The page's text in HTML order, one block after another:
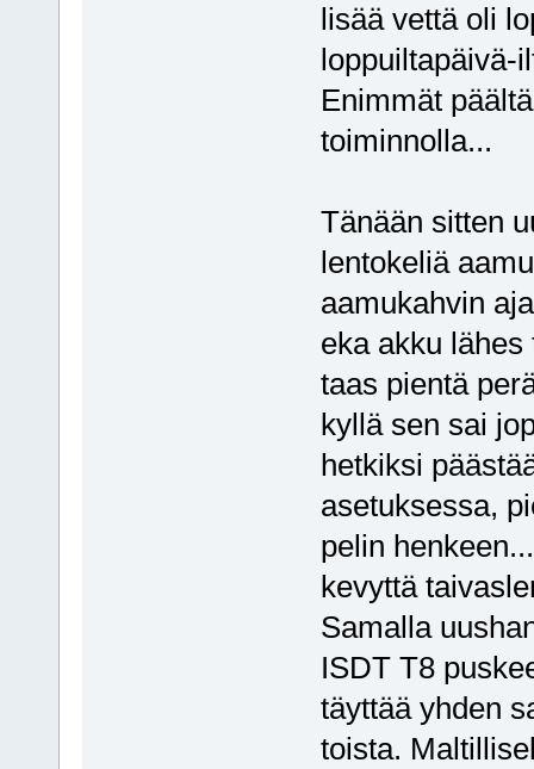
lisää vettä oli
loppuiltapäivä-
Enimmät
toiminnolla...
Tänään sitten
lentokeliä
aamukahvin
eka akku
taas pientä
kyllä sen sai
hetkiksi
asetuksessa,
pelin
kevyttä
Samalla
ISDT T8
täyttää yhden
toista.